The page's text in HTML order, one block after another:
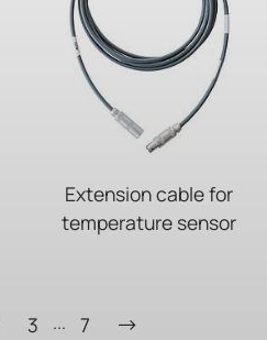
Extension cable for
temperature sensor
3 ... 7